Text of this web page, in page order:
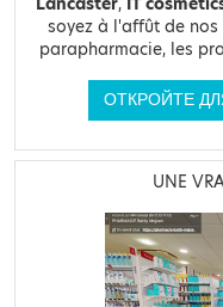
Lancaster, IT
soyez à l'affût de
parapharmacie, les
ОТКРОЙТЕ
UNE